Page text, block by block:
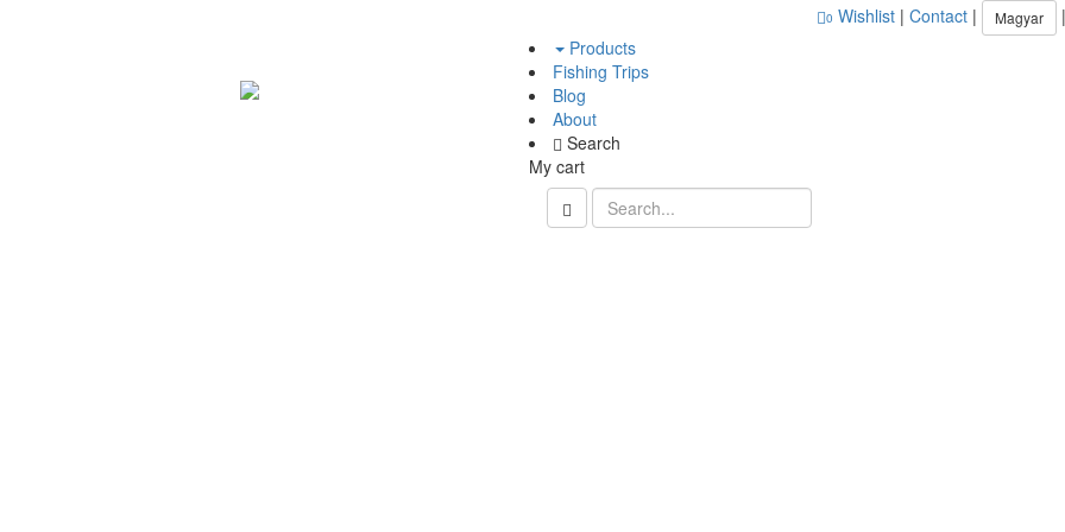
0 Wishlist | Contact | Magyar |
Products
Fishing Trips
Blog
About
Search
My cart